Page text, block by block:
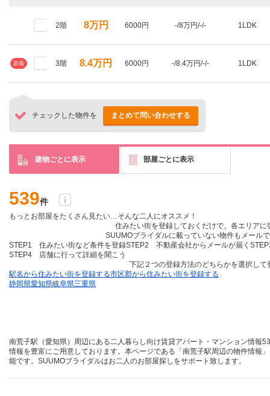
2階 8万円 6000円 -/8万円/-/- 1LDK
新着 3階 8.4万円 6000円 -/8.4万円/-/- 1LDK
チェックした物件を まとめて問い合わせする
建物ごとに表示 部屋ごとに表示
539件
もっとお部屋をたくさん見たい…そんな二人にオススメ！
住みたい街を登録しておくだけで、各エリアに
SUUMOブライダルに載っていない物件も メール
STEP1 住みたい街など条件を登録STEP2 不動産会社からメールが届く
STEP4 店舗に行って詳細を聞こう
下記２つの登録方法のどちらかを選択して
駅名から住みたい街を登録する市区郡から住みたい街を登録する
静岡県愛知県岐阜県三重県
南荒子駅（愛知県）周辺にある二人暮らし向け賃貸アパート・マンション情報
情報を豊富にご用意しております。本ページである「南荒子駅周辺の物件情報
能です。SUUMOブライダルはお二人のお部屋探しをサポート致します。